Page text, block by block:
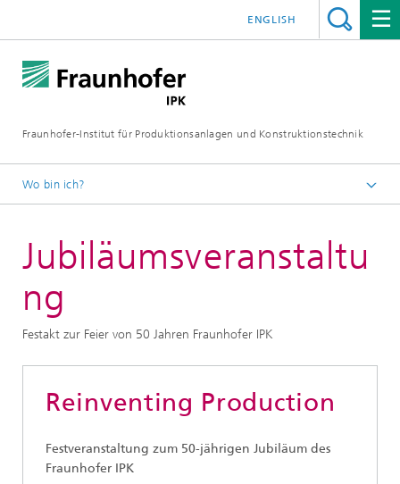
Fraunhofer-Institut für Produktionsanlagen und Konstruktionstechnik
ENGLISH
Wo bin ich?
Über uns
Wir feiern 50 Jahre Fraunhofer IPK
Jubiläumsveranstaltu
ng
Festakt zur Feier von 50 Jahren Fraunhofer IPK
Reinventing Production
Festveranstaltung zum 50-jährigen Jubiläum des
Fraunhofer IPK